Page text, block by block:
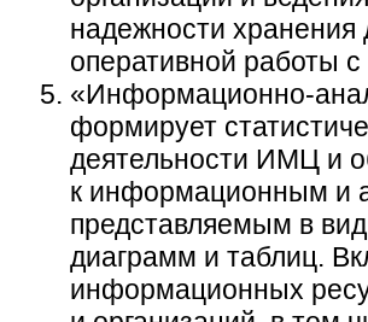
надежности хранения
оперативной работы
«Информационно-
формирует
деятельности ИМЦ и
к информационным и
представляемым в
диаграмм и таблиц.
информационных